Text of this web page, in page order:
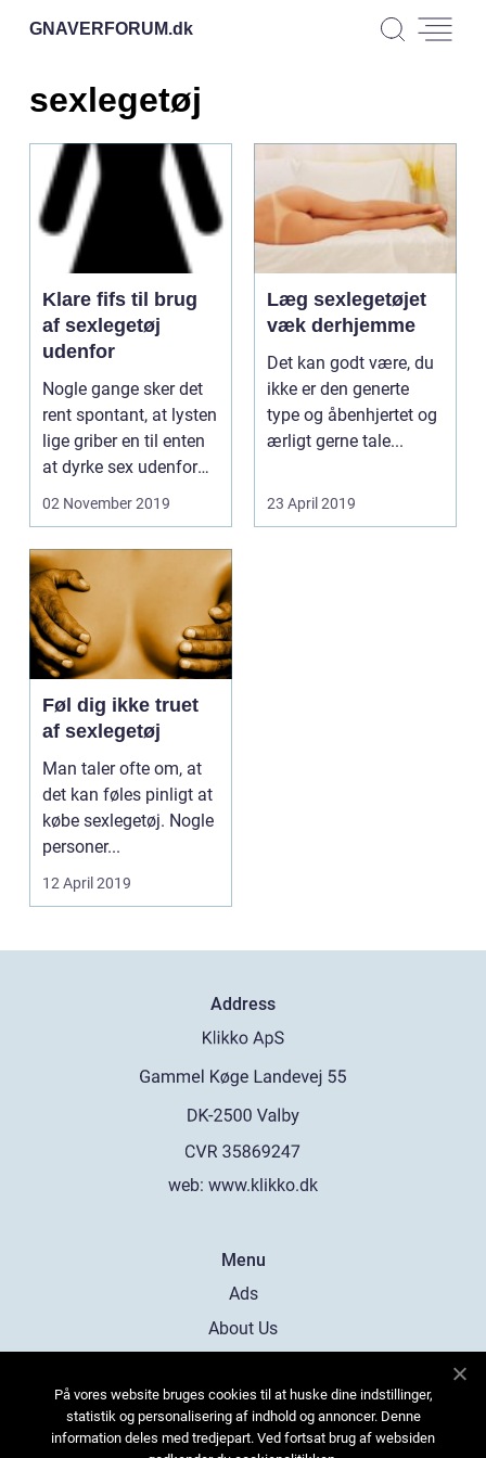
GNAVERFORUM.dk
sexlegetøj
Klare fifs til brug
af sexlegetøj
udenfor
Nogle gange sker det
rent spontant, at lysten
lige griber en til enten
at dyrke sex udenfor
sammen m...
02 November 2019
Læg sexlegetøjet
væk derhjemme
Det kan godt være, du
ikke er den generte
type og åbenhjertet og
ærligt gerne tale...
23 April 2019
Føl dig ikke truet
af sexlegetøj
Man taler ofte om, at
det kan føles pinligt at
købe sexlegetøj. Nogle
personer...
12 April 2019
Address
web: www.klikko.dk
Menu
Ads
About Us
Contact
Sitemap
På vores website bruges cookies til at huske dine indstillinger,
statistik og personalisering af indhold og annoncer. Denne
information deles med tredjepart. Ved fortsat brug af websiden